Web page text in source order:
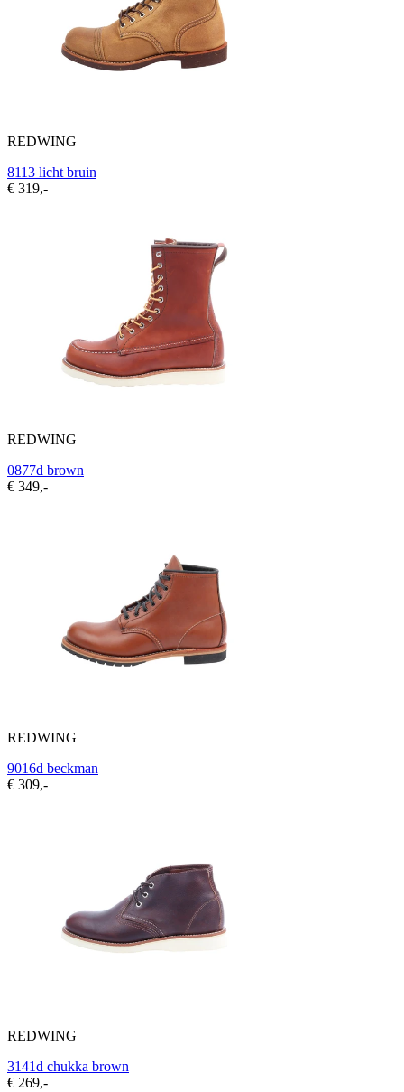
REDWING
8113 licht bruin
€ 319,-
REDWING
0877d brown
€ 349,-
REDWING
9016d beckman
€ 309,-
REDWING
3141d chukka brown
€ 269,-